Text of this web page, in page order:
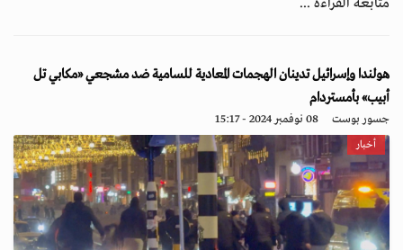
متابعة القراءة ...
هولندا وإسرائيل تدينان الهجمات المعادية للسامية ضد مشجعي «مكابي تل
أبيب» بأمستردام
جسور بوست 08 نوفمبر 2024 - 15:17
أخبار